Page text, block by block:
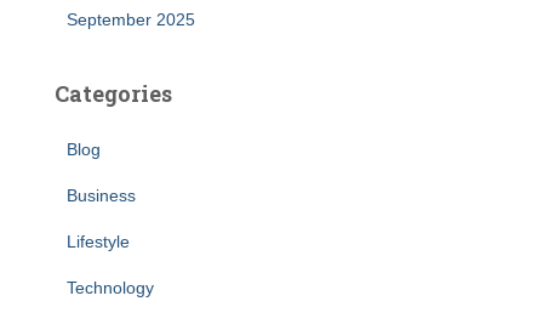
September 2025
Categories
Blog
Business
Lifestyle
Technology